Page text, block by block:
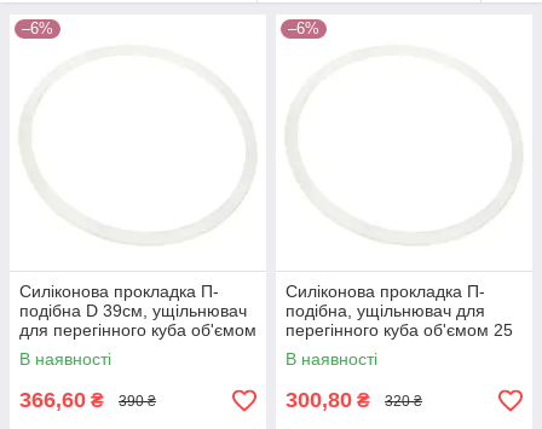
–6%
Силіконова прокладка П-
подібна D 39см, ущільнювач
для перегінного куба об'ємом
50 л
В наявності
366,60 ₴ 390 ₴
–6%
Силіконова прокладка П-
подібна, ущільнювач для
перегінного куба об'ємом 25
л
В наявності
300,80 ₴ 320 ₴